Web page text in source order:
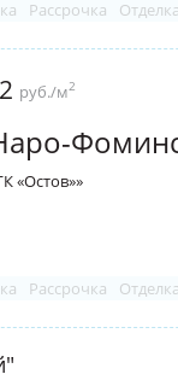
Рассрочка
руб./м2
«Остов»»
Рассрочка